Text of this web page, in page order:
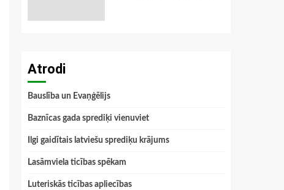
Atrodi
Bauslība un Evaņģēlijs
Baznīcas gada sprediķi vienuviet
Ilgi gaidītais latviešu sprediķu krājums
Lasāmviela ticības spēkam
Luteriskās ticības apliecības